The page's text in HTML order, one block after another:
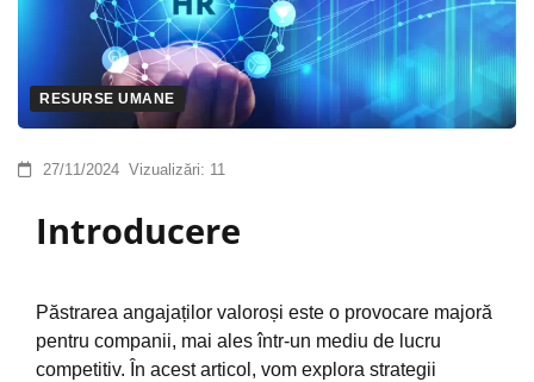
RESURSE UMANE
27/11/2024 Vizualizări: 11
Introducere
Păstrarea angajaților valoroși este o provocare majoră
pentru companii, mai ales într-un mediu de lucru
competitiv. În acest articol, vom explora strategii